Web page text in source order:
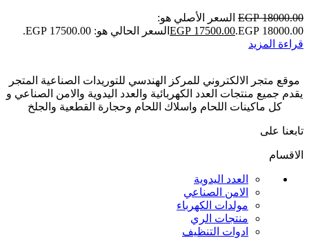
EGP18000.00
السعر الأصلي هو:
EGP 18000.00.
EGP 17500.00
السعر الحالي هو: EGP 17500.00.
قراءة المزيد
موقع متجر الالكتروني للمركز الهندسي للتوريدات الصناعية المتجر
يقدم جميع منتجات العدد الكهربائية والعدد اليدوية والامن الصناعي و
كل ماكينات اللحام واسلاك اللحام وحجارة القطعية والجلخ
تابعنا على
الاقسام
العدد اليدوية
الامن الصناعي
مولدات الكهرباء
منتجات الري
ادوات التنظيف